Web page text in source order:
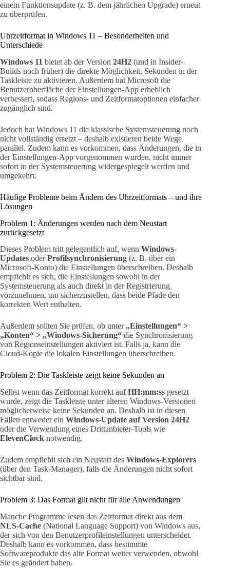
einem Funktionsupdate (z. B. dem jährlichen Upgrade) erneut
zu überprüfen.
Uhrzeitformat in Windows 11 – Besonderheiten und
Unterschiede
Windows 11 bietet ab der Version 24H2 (und in Insider-
Builds noch früher) die direkte Möglichkeit, Sekunden in der
Taskleiste zu aktivieren. Außerdem hat Microsoft die
Benutzeroberfläche der Einstellungen-App erheblich
verbessert, sodass Regions- und Zeitformatoptionen einfacher
zugänglich sind.
Jedoch hat Windows 11 die klassische Systemsteuerung noch
nicht vollständig ersetzt – deshalb existieren beide Wege
parallel. Zudem kann es vorkommen, dass Änderungen, die in
der Einstellungen-App vorgenommen wurden, nicht immer
sofort in der Systemsteuerung widergespiegelt werden und
umgekehrt.
Häufige Probleme beim Ändern des Uhrzeitformats – und ihre
Lösungen
Problem 1: Änderungen werden nach dem Neustart
zurückgesetzt
Dieses Problem tritt gelegentlich auf, wenn Windows-
Updates oderProfilsynchronisierung (z. B. über ein
Microsoft-Konto) die Einstellungen überschreiben. Deshalb
empfiehlt es sich, die Einstellungen sowohl in der
Systemsteuerung als auch direkt in der Registrierung
vorzunehmen, um sicherzustellen, dass beide Pfade den
korrekten Wert enthalten.
Außerdem sollten Sie prüfen, ob unter „Einstellungen“ >
„Konten“ > „Windows-Sicherung“ die Synchronisierung
von Regionseinstellungen aktiviert ist. Falls ja, kann die
Cloud-Kopie die lokalen Einstellungen überschreiben.
Problem 2: Die Taskleiste zeigt keine Sekunden an
Selbst wenn das Zeitformat korrekt aufHH:mm:ss gesetzt
wurde, zeigt die Taskleiste unter älteren Windows-Versionen
möglicherweise keine Sekunden an. Deshalb ist in diesen
Fällen entweder ein Windows-Update auf Version 24H2
oder die Verwendung eines Drittanbieter-Tools wie
ElevenClock notwendig.
Zudem empfiehlt sich ein Neustart des Windows-Explorers
(über den Task-Manager), falls die Änderungen nicht sofort
sichtbar sind.
Problem 3: Das Format gilt nicht für alle Anwendungen
Manche Programme lesen das Zeitformat direkt aus dem
NLS-Cache (National Language Support) von Windows aus,
der sich von den Benutzerprofileinstellungen unterscheidet.
Deshalb kann es vorkommen, dass bestimmte
Softwareprodukte das alte Format weiter verwenden, obwohl
Sie es geändert haben.